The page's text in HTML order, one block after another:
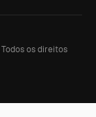
Todos os direitos